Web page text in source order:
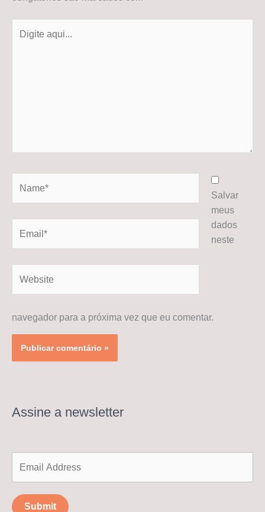
aqui...
Salvar
meus
dados
neste
navegador para a próxima vez que eu comentar.
Assine a newsletter
Submit